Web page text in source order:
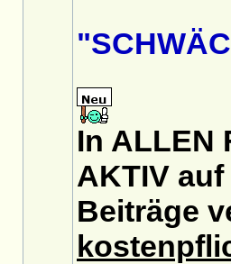
In ALLEN
AKTIV
Beiträge